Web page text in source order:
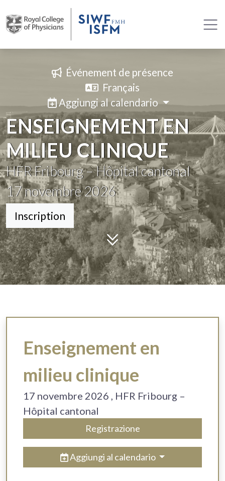
Événement de présence
Français
Aggiungi al calendario
ENSEIGNEMENT EN
MILIEU CLINIQUE
HFR Fribourg – Hôpital cantonal
17novembre 2026
Inscription
Enseignement en
milieu clinique
17 novembre 2026 , HFR Fribourg –
Hôpital cantonal
Registrazione
Aggiungi al calendario